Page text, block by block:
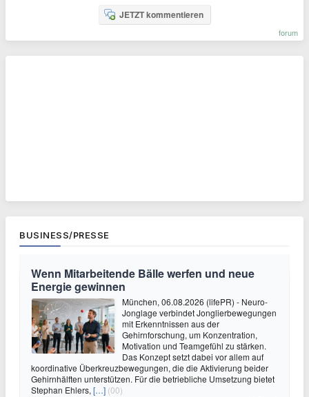
JETZT kommentieren
forum
BUSINESS/PRESSE
Wenn Mitarbeitende Bälle werfen und neue
Energie gewinnen
München, 06.08.2026 (lifePR) - Neuro-
Jonglage verbindet Jonglierbewegungen
mit Erkenntnissen aus der
Gehirnforschung, um Konzentration,
Motivation und Teamgefühl zu stärken.
Das Konzept setzt dabei vor allem auf
koordinative Überkreuzbewegungen, die die Aktivierung beider
Gehirnhälften unterstützen. Für die betriebliche Umsetzung bietet
Stephan Ehlers, […] (00)